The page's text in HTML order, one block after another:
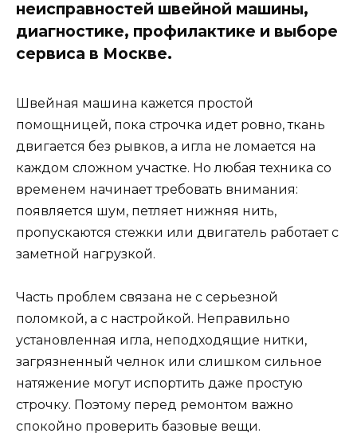
неисправностей швейной машины,
диагностике, профилактике и выборе
сервиса в Москве.
Швейная машина кажется простой
помощницей, пока строчка идет ровно, ткань
двигается без рывков, а игла не ломается на
каждом сложном участке. Но любая техника со
временем начинает требовать внимания:
появляется шум, петляет нижняя нить,
пропускаются стежки или двигатель работает с
заметной нагрузкой.
Часть проблем связана не с серьезной
поломкой, а с настройкой. Неправильно
установленная игла, неподходящие нитки,
загрязненный челнок или слишком сильное
натяжение могут испортить даже простую
строчку. Поэтому перед ремонтом важно
спокойно проверить базовые вещи.